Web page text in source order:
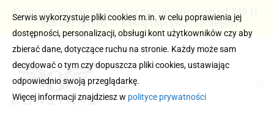
Darmowa dostawa i zwrot przy zamówieniach od 249 zł
– kup bez ryzyka → Kliknij i sprawdź szczegóły
Serwis wykorzystuje pliki cookies m.in. w celu poprawienia jej
dostępności, personalizacji, obsługi kont użytkowników czy aby
zbierać dane, dotyczące ruchu na stronie. Każdy może sam
decydować o tym czy dopuszcza pliki cookies, ustawiając
odpowiednio swoją przeglądarkę.
Więcej informacji znajdziesz w polityce prywatności